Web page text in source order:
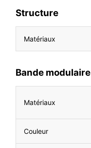
Structure
Matériaux
Bande modulaire
Matériaux
Couleur